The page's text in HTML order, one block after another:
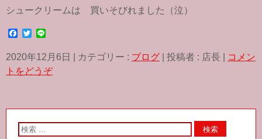
シュークリームは 買いそびれました（泣）
c
e
b
T
i
t
t
n
e
2020年12月6日 カテゴリー : ブログ 投稿者 : 店長
コメン
トをどうぞ